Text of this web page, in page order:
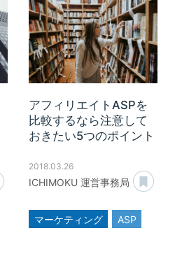
あとで読む
アフィリエイトASPを
比較するなら注意して
おきたい5つのポイント
2018.03.26
ICHIMOKU 運営事務局
マーケティング
ASP